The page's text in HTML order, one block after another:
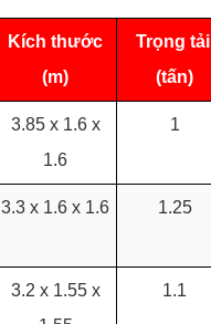
Kích thước
(m)
Trọng tải
(tấn)
3.85 x 1.6 x
1.6
1
3.3 x 1.6 x 1.6 1.25
3.2 x 1.55 x
1.1